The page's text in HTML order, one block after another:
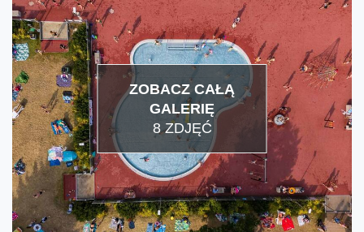
ZOBACZ CAŁĄ
GALERIĘ
8 ZDJĘĆ